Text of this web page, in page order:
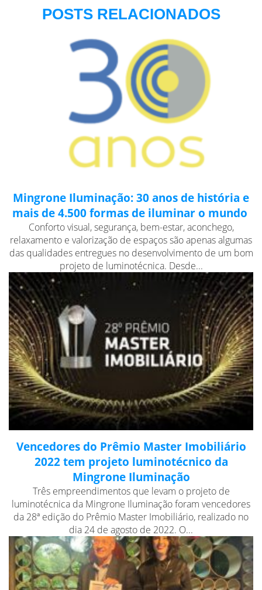
POSTS RELACIONADOS
Mingrone Iluminação: 30 anos de história e
mais de 4.500 formas de iluminar o mundo
Conforto visual, segurança, bem-estar, aconchego,
relaxamento e valorização de espaços são apenas algumas
das qualidades entregues no desenvolvimento de um bom
projeto de luminotécnica. Desde...
Vencedores do Prêmio Master Imobiliário
2022 tem projeto luminotécnico da
Mingrone Iluminação
Três empreendimentos que levam o projeto de
luminotécnica da Mingrone Iluminação foram vencedores
da 28ª edição do Prêmio Master Imobiliário, realizado no
dia 24 de agosto de 2022. O...